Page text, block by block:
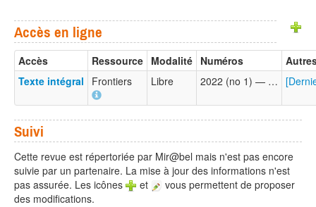
Accès en ligne
Accès Ressource Modalité Numéros
Texte intégral
Frontiers Libre 2022 (no 1) — …
Suivi
Cette revue est répertoriée par Mir@bel mais n'est pas encore
suivie par un partenaire. La mise à jour des informations n'est
pas assurée. Les icônes
et
vous permettent de proposer
des modifications.